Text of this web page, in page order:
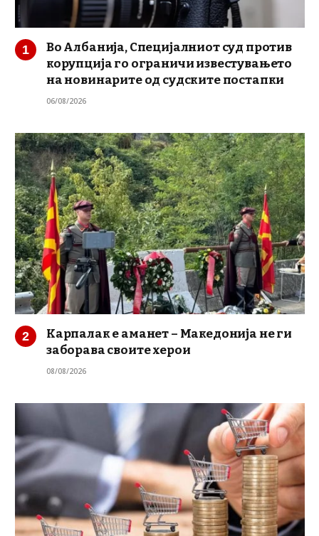
Во Албанија, Специјалниот суд против
корупција го ограничи известувањето
на новинарите од судските постапки
06/08/2026
Карпалак е аманет – Македонија не ги
заборава своите херои
08/08/2026